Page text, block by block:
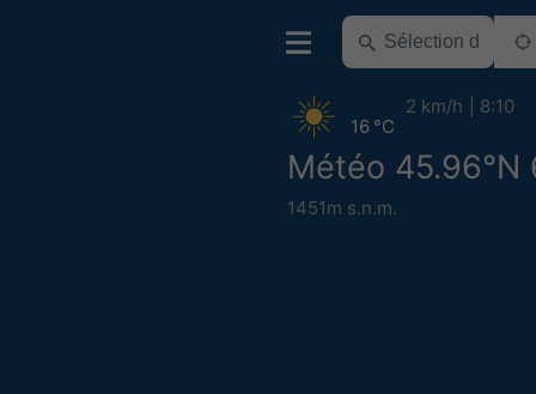
Météo 45.96°N
1451m s.n.m.
16 °C
2 km/h 8:10